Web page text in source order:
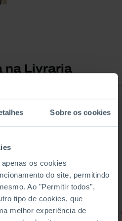
Sobre os cookies
os cookies
do site, permitindo
Ao "Permitir todos",
tipo de cookies, que
melhor experiência de
na Livraria